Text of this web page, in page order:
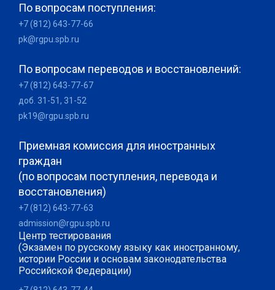
По вопросам поступления:
+7 (812) 643-77-66
pk@rgpu.spb.ru
По вопросам переводов и восстановлений:
+7 (812) 643-77-67
доб. 31-51, 31-52
pk19@rgpu.spb.ru
Приемная комиссия для иностранных
граждан
(по вопросам поступления, перевода и
восстановления)
+7 (812) 643-77-63
admission@rgpu.spb.ru
Центр тестирования
(Экзамен по русскому языку как иностранному,
истории России и основам законодательства
Российской Федерации)